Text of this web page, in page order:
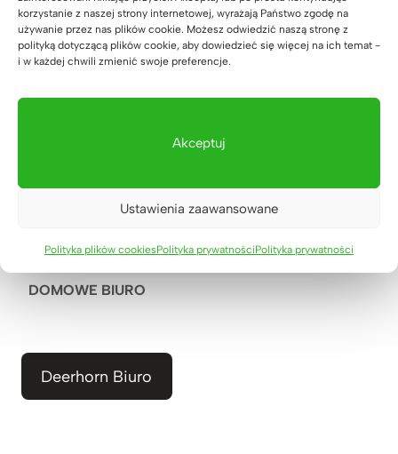
korzystanie z naszej strony internetowej, wyrażają Państwo zgodę na
używanie przez nas plików cookie. Możesz odwiedzić naszą stronę z
polityką dotyczącą plików cookie, aby dowiedzieć się więcej na ich temat -
i w każdej chwili zmienić swoje preferencje.
Akceptuj
Ustawienia zaawansowane
Polityka plików cookiesPolityka prywatnościPolityka prywatności
SZAFKI RTV
STOŁY I STOLIKI KAWOWE
JADALNIA
DOMOWE BIURO
Deerhorn Biuro